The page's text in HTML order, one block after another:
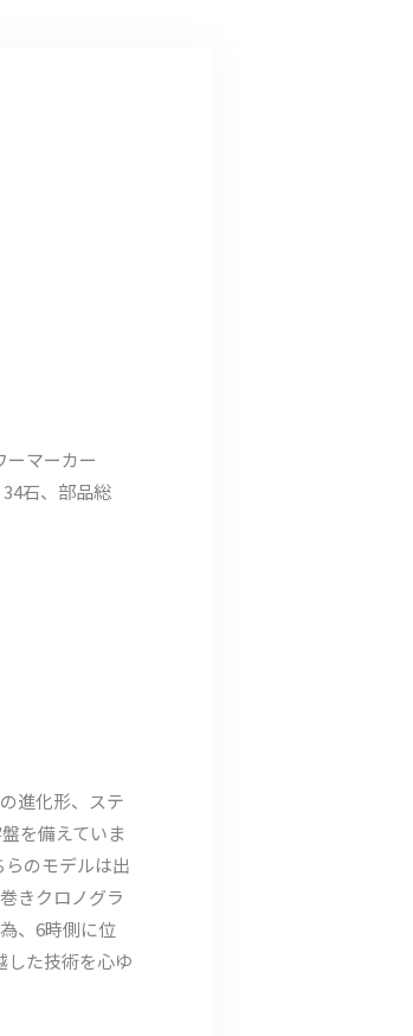
ーマーカー
石、部品総
進化形、ステ
を備えていま
のモデルは出
きクロノグラ
、6時側に位
した技術を心ゆ